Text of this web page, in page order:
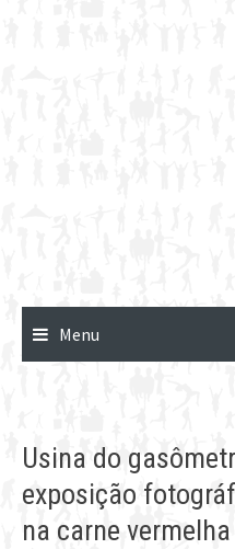
Menu
Usina do
exposição
na carne